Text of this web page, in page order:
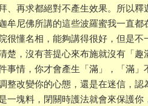
、再求都絕對不產生效果。所以
牟尼佛所講的這些波羅蜜我一直都
很懂名相，能夠講得很好，但是不
楚，沒有菩提心來布施就沒有「
事情，你才會產生「滿」，「滿」
整改變你的心態，還是在迷信，
一塊料，閉關時護法就會來保護